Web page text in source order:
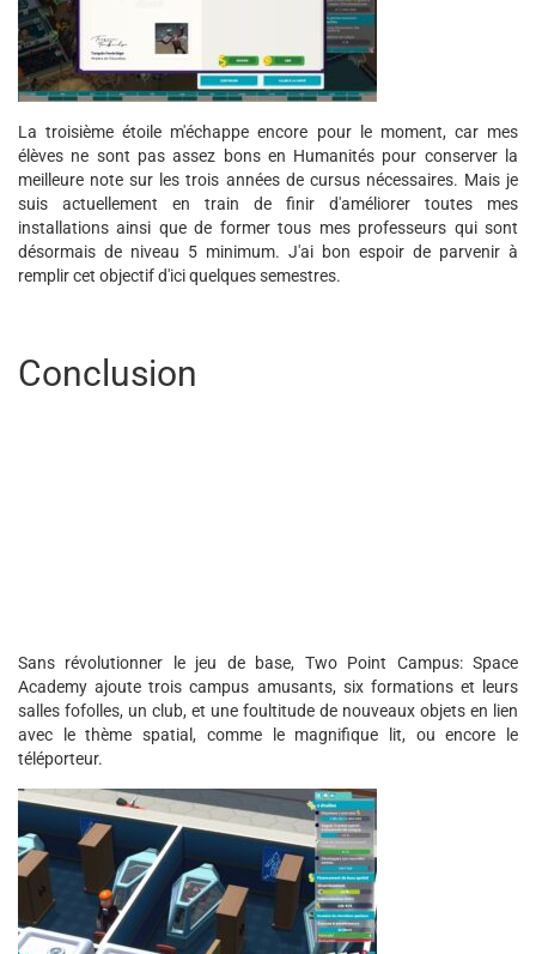
La troisième étoile m'échappe encore pour le moment, car mes
élèves ne sont pas assez bons en Humanités pour conserver la
meilleure note sur les trois années de cursus nécessaires. Mais je
suis actuellement en train de finir d'améliorer toutes mes
installations ainsi que de former tous mes professeurs qui sont
désormais de niveau 5 minimum. J'ai bon espoir de parvenir à
remplir cet objectif d'ici quelques semestres.
Conclusion
Sans révolutionner le jeu de base, Two Point Campus: Space
Academy ajoute trois campus amusants, six formations et leurs
salles fofolles, un club, et une foultitude de nouveaux objets en lien
avec le thème spatial, comme le magnifique lit, ou encore le
téléporteur.